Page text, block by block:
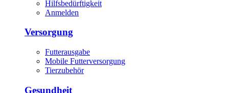
Hilfsbedürftigkeit
Anmelden
Versorgung
Futterausgabe
Mobile Futterversorgung
Tierzubehör
Gesundheit